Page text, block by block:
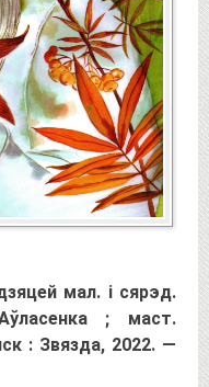
мал. і сярэд.
; маст.
: Звязда, 2022. —